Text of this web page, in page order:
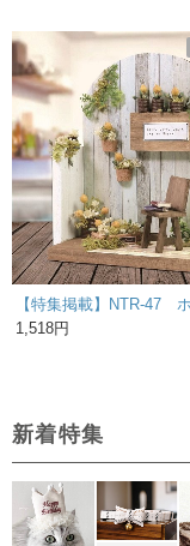
1,518円
新着特集